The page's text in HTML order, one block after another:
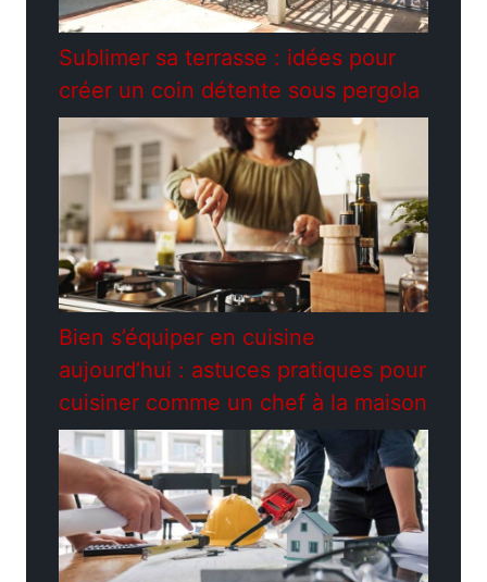
Sublimer sa terrasse : idées pour
créer un coin détente sous pergola
Bien s’équiper en cuisine
aujourd’hui : astuces pratiques pour
cuisiner comme un chef à la maison